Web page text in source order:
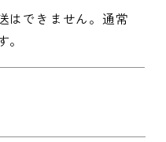
はできません。通常